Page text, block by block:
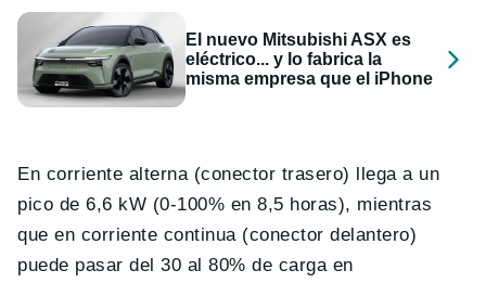
El nuevo Mitsubishi ASX es
eléctrico... y lo fabrica la
misma empresa que el iPhone
En corriente alterna (conector trasero) llega a un
pico de 6,6 kW (0-100% en 8,5 horas), mientras
que en corriente continua (conector delantero)
puede pasar del 30 al 80% de carga en